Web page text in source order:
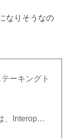
なりそうなの
ーキングト
、Interop…